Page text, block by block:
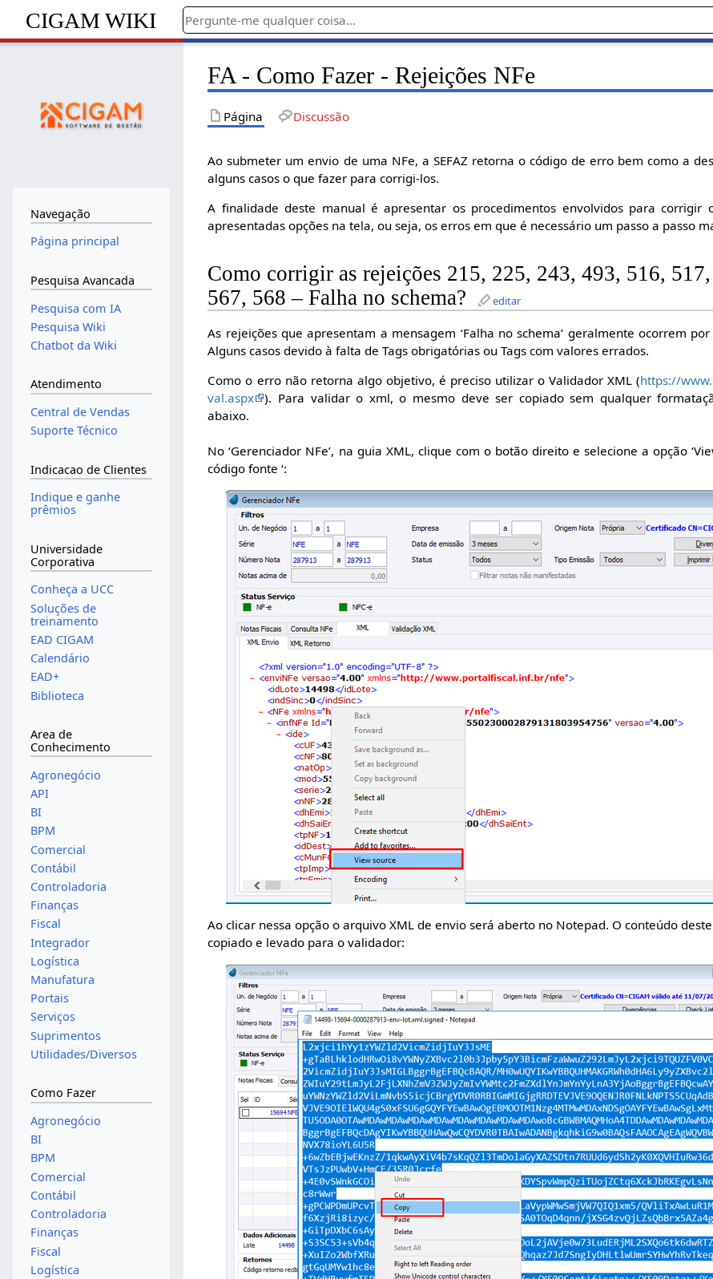
CIGAM WIKI
FA - Como Fazer - Rejeições NFe
Página Discussão
Ao submeter um envio de uma NFe, a SEFAZ retorna o código de erro bem como a
alguns casos o que fazer para corrigi-los.
A finalidade deste manual é apresentar os procedimentos envolvidos para corrigir
apresentadas opções na tela, ou seja, os erros em que é necessário um passo a passo
Como corrigir as rejeições 215, 225, 243, 493, 516,
567, 568 – Falha no schema?
editar
As rejeições que apresentam a mensagem ‘Falha no schema’ geralmente ocorrem
Alguns casos devido à falta de Tags obrigatórias ou Tags com valores errados.
Como o erro não retorna algo objetivo, é preciso utilizar o Validador XML (https://
val.aspx
). Para validar o xml, o mesmo deve ser copiado sem qualquer
abaixo.
No ‘Gerenciador NFe’, na guia XML, clique com o botão direito e selecione a opção
código fonte ‘:
Ao clicar nessa opção o arquivo XML de envio será aberto no Notepad. O conteúdo
copiado e levado para o validador:
Navegação
Página principal
Pesquisa Avancada
Pesquisa com IA
Pesquisa Wiki
Chatbot da Wiki
Atendimento
Central de Vendas
Suporte Técnico
Indicacao de Clientes
Indique e ganhe
prêmios
Universidade
Corporativa
Conheça a UCC
Soluções de
treinamento
EAD CIGAM
Calendário
EAD+
Biblioteca
Area de
Conhecimento
Agronegócio
API
BI
BPM
Comercial
Contábil
Controladoria
Finanças
Fiscal
Integrador
Logística
Manufatura
Portais
Serviços
Suprimentos
Utilidades/Diversos
Como Fazer
Agronegócio
BI
BPM
Comercial
Contábil
Controladoria
Finanças
Fiscal
Logística